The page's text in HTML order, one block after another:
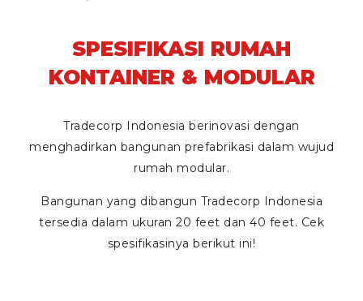
SPESIFIKASI RUMAH
KONTAINER & MODULAR
Tradecorp Indonesia berinovasi dengan
menghadirkan bangunan prefabrikasi dalam wujud
rumah modular.
Bangunan yang dibangun Tradecorp Indonesia
tersedia dalam ukuran 20 feet dan 40 feet. Cek
spesifikasinya berikut ini!